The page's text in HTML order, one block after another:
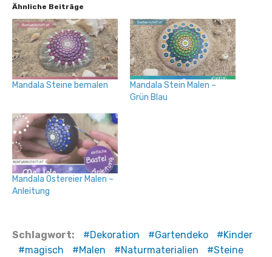
Ähnliche Beiträge
Mandala Steine bemalen
Mandala Stein Malen –
Grün Blau
Mandala Ostereier Malen –
Anleitung
Schlagwort: Dekoration Gartendeko
Kinder
magisch
Malen Naturmaterialien
Steine